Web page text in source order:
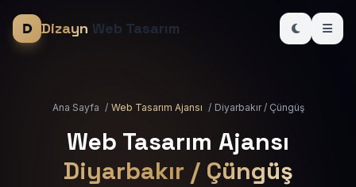
Dizayn Web Tasarım
Ana Sayfa / Web Tasarım Ajansı / Diyarbakır / Çüngüş
Web Tasarım Ajansı
Diyarbakır / Çüngüş